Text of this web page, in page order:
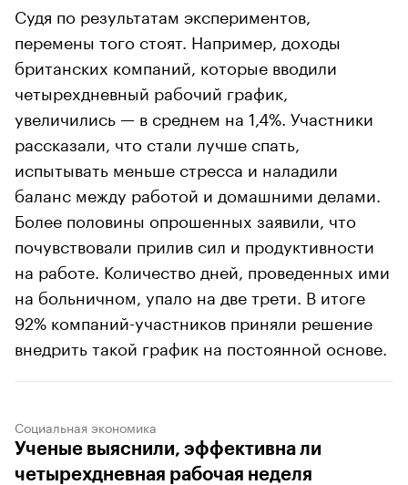
Судя по результатам экспериментов,
перемены того стоят. Например, доходы
британских компаний, которые вводили
четырехдневный рабочий график,
увеличились — в среднем на 1,4%. Участники
рассказали, что стали лучше спать,
испытывать меньше стресса и наладили
баланс между работой и домашними делами.
Более половины опрошенных заявили, что
почувствовали прилив сил и продуктивности
на работе. Количество дней, проведенных ими
на больничном, упало на две трети. В итоге
92% компаний-участников приняли решение
внедрить такой график на постоянной основе.
Социальная экономика
Ученые выяснили, эффективна ли
четырехдневная рабочая неделя